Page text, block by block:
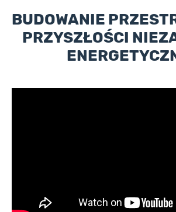
BUDOWANIE
PRZYSZŁOŚCI